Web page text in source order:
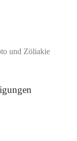
und Zöliakie